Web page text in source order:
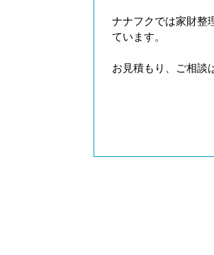
ナナフクでは家財整
ています。
お見積もり、ご相談